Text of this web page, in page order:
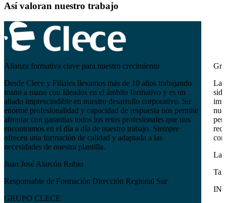
Así valoran nuestro trabajo
Alianza formativa clave para nuestro crecimiento
Desde Clece y Filiales llevamos más de 10 años trabajando
mano a mano con Ideados en el ámbito formativo y es un
aliado imprescindible en nuestro desarrollo corporativo. Su
enorme profesionalidad y capacidad de respuesta nos permite
afrontar con garantías todos los retos profesionales que nos
encontramos en el día a día de nuestro trabajo. Siempre
ofrecen una formación de calidad y adaptada a las
necesidades de nuestra plantilla.
Juan José Alarcón Rubio
Responsable de Formación Dirección Regional Sur
GRUPO CLECE
La